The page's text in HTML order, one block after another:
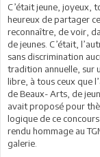
C’était jeune, joyeux,
heureux de partager
reconnaître, de voir,
de jeunes. C’était,
sans discrimination
tradition annuelle, sur
libre, à tous ceux que
de Beaux- Arts, de
avait proposé pour
logique de ce
rendu hommage au
galerie.